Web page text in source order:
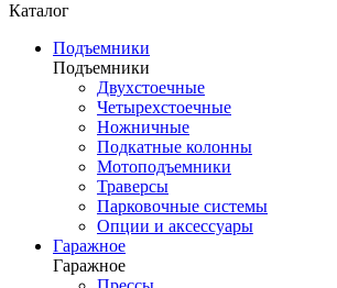
Каталог
Подъемники
Подъемники
Двухстоечные
Четырехстоечные
Ножничные
Подкатные колонны
Мотоподъемники
Траверсы
Парковочные системы
Опции и аксессуары
Гаражное
Гаражное